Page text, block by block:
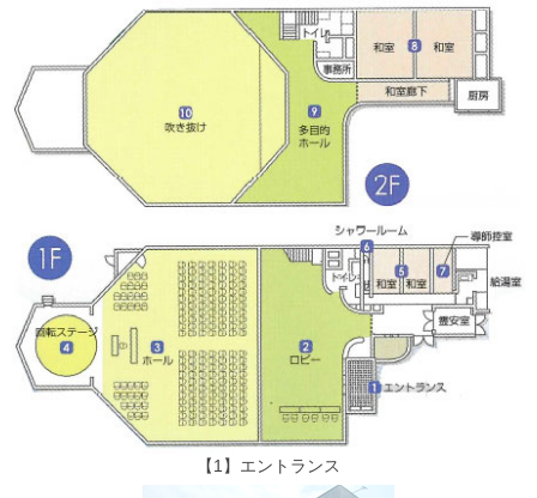
【1】エントランス